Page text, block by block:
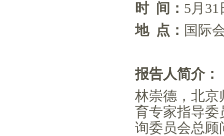
时 间： 5月31
地 点： 国际
报告人简介：
林崇德，北京
育专家指导委
询委员会总顾